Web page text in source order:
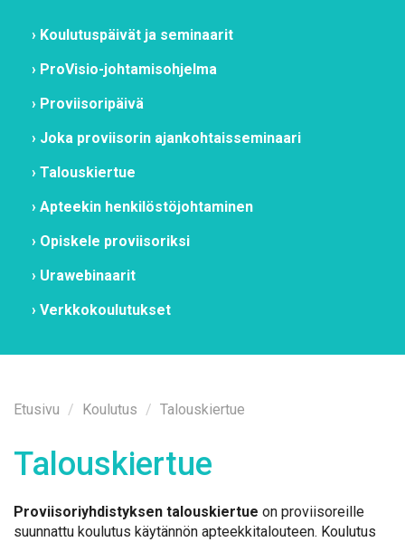
Kou­lu­tus­päi­vät ja se­mi­naa­rit
Pro­Vi­sio-joh­ta­mis­oh­jel­ma
Pro­vii­so­ri­päi­vä
Jo­ka pro­vii­so­rin ajan­koh­tais­se­mi­naa­ri
Ta­lous­kier­tue
Ap­tee­kin hen­ki­lös­tö­joh­ta­mi­nen
Opis­ke­le pro­vii­so­rik­si
Urawe­bi­naa­rit
Verk­ko­kou­lu­tuk­set
Etusi­vu Kou­lu­tus Talouskiertue
Ta­lous­kier­tue
Pro­vii­so­riyh­dis­tyk­sen ta­lous­kier­tue on pro­vii­so­reil­le
suun­nat­tu kou­lu­tus käy­tän­nön ap­teek­ki­ta­lou­teen. Kou­lu­tus